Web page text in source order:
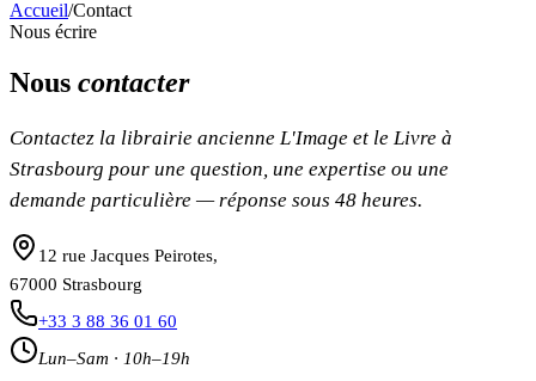
Accueil/Contact
Nous écrire
Nous contacter
Contactez la librairie ancienne L'Image et le Livre à
Strasbourg pour une question, une expertise ou une
demande particulière — réponse sous 48 heures.
12 rue Jacques Peirotes,
67000 Strasbourg
+33 3 88 36 01 60
Lun–Sam · 10h–19h